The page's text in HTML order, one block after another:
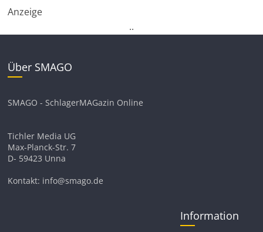
Anzeige
..
Über SMAGO
SMAGO - SchlagerMAGazin Online
Tichler Media UG
Max-Planck-Str. 7
D- 59423 Unna
Kontakt: info@smago.de
Information